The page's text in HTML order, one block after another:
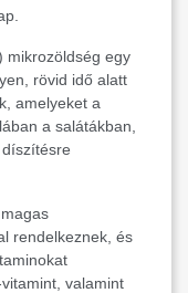
mikrozöldség egy
rövid idő alatt
amelyeket a
a salátákban,
rendelkeznek, és
valamint